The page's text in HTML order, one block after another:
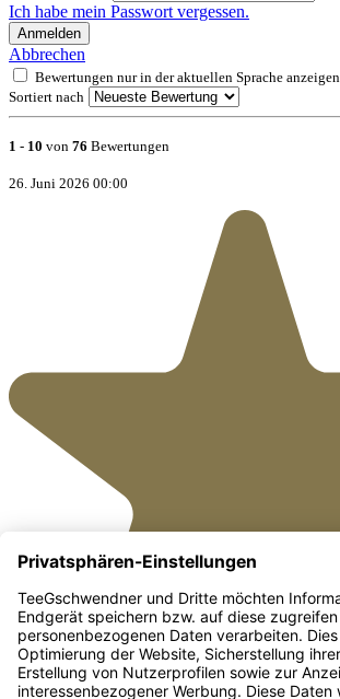
Ich habe mein Passwort vergessen.
Anmelden
Abbrechen
Bewertungen nur in der aktuellen Sprache anzeigen.
Sortiert nach
1 - 10 von 76 Bewertungen
26. Juni 2026 00:00